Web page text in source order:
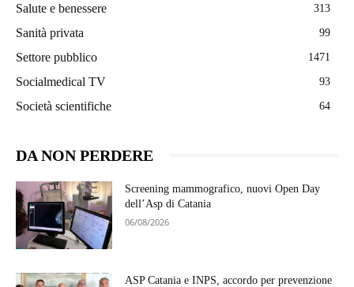
Salute e benessere 313
Sanità privata 99
Settore pubblico 1471
Socialmedical TV 93
Società scientifiche 64
DA NON PERDERE
Screening mammografico, nuovi Open Day
dell’Asp di Catania
06/08/2026
ASP Catania e INPS, accordo per prevenzione